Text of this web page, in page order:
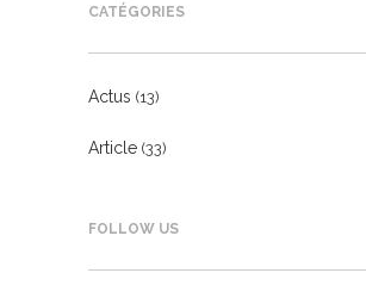
CATÉGORIES
Actus (13)
Article (33)
FOLLOW US